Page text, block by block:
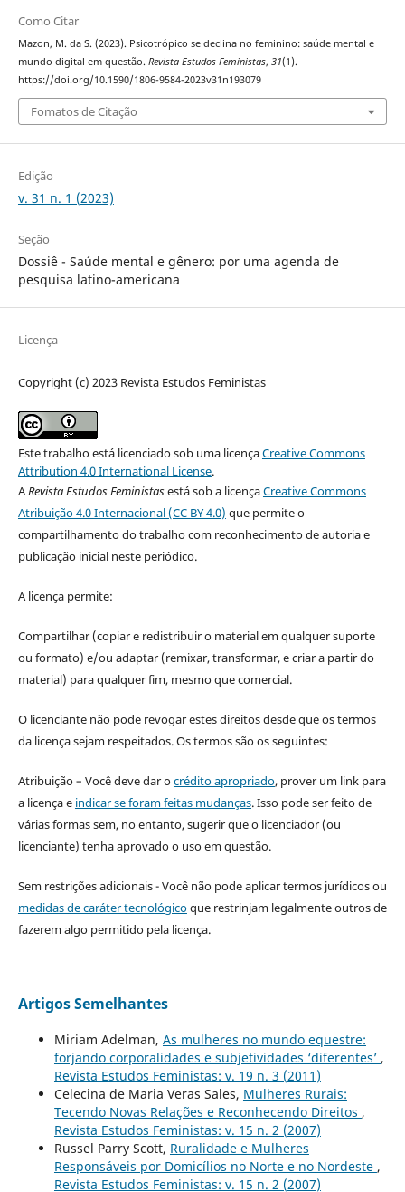
Como Citar
Mazon, M. da S. (2023). Psicotrópico se declina no feminino: saúde mental e
mundo digital em questão. Revista Estudos Feministas, 31(1).
https://doi.org/10.1590/1806-9584-2023v31n193079
Fomatos de Citação
Edição
v. 31 n. 1 (2023)
Seção
Dossiê - Saúde mental e gênero: por uma agenda de
pesquisa latino-americana
Licença
Copyright (c) 2023 Revista Estudos Feministas
Este trabalho está licenciado sob uma licençaCreative Commons
Attribution 4.0 International License.
ARevista Estudos Feministasestá sob a licençaCreative Commons
Atribuição 4.0 Internacional (CC BY 4.0) que permite o
compartilhamento do trabalho com reconhecimento de autoria e
publicação inicial neste periódico.
A licença permite:
Compartilhar (copiar e redistribuir o material em qualquer suporte
ou formato) e/ou adaptar (remixar, transformar, e criar a partir do
material) para qualquer fim, mesmo que comercial.
O licenciante não pode revogar estes direitos desde que os termos
da licença sejam respeitados. Os termos são os seguintes:
Atribuição – Você deve dar ocrédito apropriado, prover um link para
a licença e indicar se foram feitas mudanças. Isso pode ser feito de
várias formas sem, no entanto, sugerir que o licenciador (ou
licenciante) tenha aprovado o uso em questão.
Sem restrições adicionais - Você não pode aplicar termos jurídicos ou
medidas de caráter tecnológicoque restrinjam legalmente outros de
fazerem algo permitido pela licença.
Artigos Semelhantes
Miriam Adelman, As mulheres no mundo equestre:
forjando corporalidades e subjetividades ‘diferentes’ ,
Revista Estudos Feministas: v. 19 n. 3 (2011)
Celecina de Maria Veras Sales, Mulheres Rurais:
Tecendo Novas Relações e Reconhecendo Direitos ,
Revista Estudos Feministas: v. 15 n. 2 (2007)
Russel Parry Scott, Ruralidade e Mulheres
Responsáveis por Domicílios no Norte e no Nordeste ,
Revista Estudos Feministas: v. 15 n. 2 (2007)